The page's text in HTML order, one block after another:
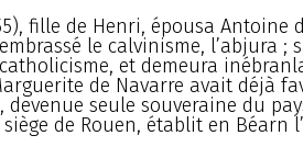
fille de Henri, épousa Antoine
le calvinisme, l’abjura ;
et demeura
de Navarre avait déjà
devenue seule souveraine du
de Rouen, établit en Béarn